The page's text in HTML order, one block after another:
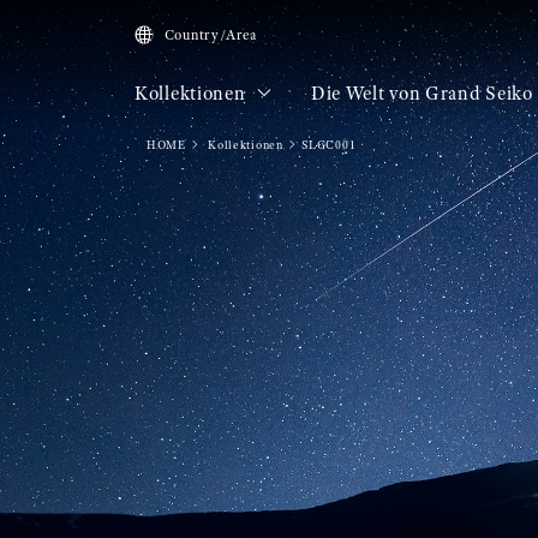
Country/Area
Kollektionen Die Welt von Grand Seiko
HOME Kollektionen SLGC001